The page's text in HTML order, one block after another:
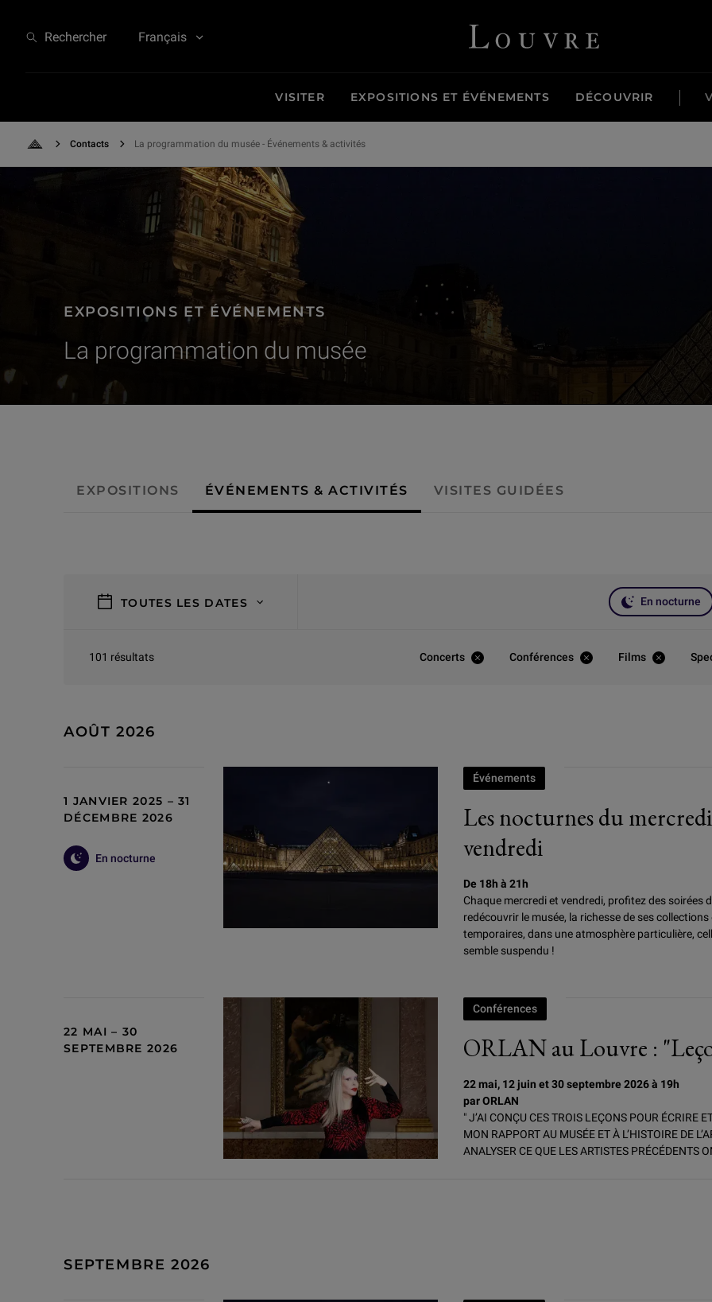
Rechercher Français Louvre - Retour à l'accueil
VISITER EXPOSITIONS ET ÉVÉNEMENTS DÉCOUVRIR
Retour à l'accueil
Contacts La programmation du musée - Événements & activités
EXPOSITIONS ET ÉVÉNEMENTS
La programmation du musée
- Événements & activités
EXPOSITIONS ÉVÉNEMENTS & ACTIVITÉS VISITES GUIDÉES
TOUTES LES DATES En nocturne
101 résultats Concerts Conférences Films
AOÛT 2026
1 JANVIER 2025 – 31
DÉCEMBRE 2026
En nocturne
Les nocturnes du
vendredi
Événements
De 18h à 21h
Chaque mercredi et vendredi, profitez des soirées
redécouvrir le musée, la richesse de ses
temporaires, dans une atmosphère particulière,
semble suspendu !
22 MAI – 30
SEPTEMBRE 2026
ORLAN au Louvre :
Conférences
22 mai, 12 juin et 30 septembre 2026 à 19h
par ORLAN
" J’AI CONÇU CES TROIS LEÇONS POUR ÉCRIRE
MON RAPPORT AU MUSÉE ET À L’HISTOIRE DE
ANALYSER CE QUE LES ARTISTES PRÉCÉDENTS
SEPTEMBRE 2026